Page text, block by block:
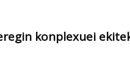
konplexuei